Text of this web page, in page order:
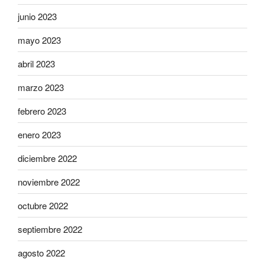
junio 2023
mayo 2023
abril 2023
marzo 2023
febrero 2023
enero 2023
diciembre 2022
noviembre 2022
octubre 2022
septiembre 2022
agosto 2022